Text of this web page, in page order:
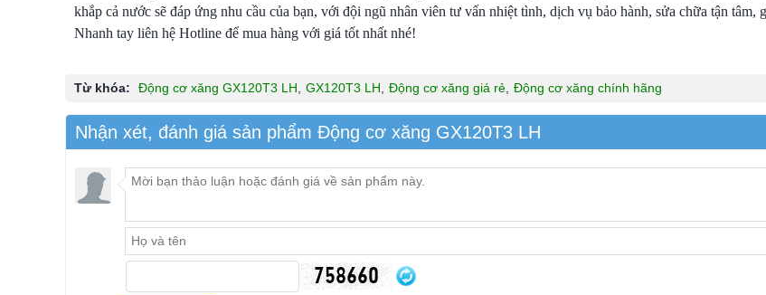
khắp cả nước sẽ đáp ứng nhu cầu của bạn, với đội ngũ nhân viên tư vấn nhiệt tình, dịch vụ bảo hành, sửa chữa tận tâm,
Nhanh tay liên hệ Hotline để mua hàng với giá tốt nhất nhé!
Từ khóa: Ðộng cơ xăng GX120T3 LH GX120T3 LH Ðộng cơ xăng giá rẻ Ðộng cơ xăng chính hãng
Nhận xét, đánh giá sản phẩm Ðộng cơ xăng GX120T3 LH